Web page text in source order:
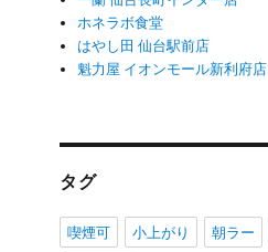
ホネラボ食堂
はやし田 仙台駅前店
魁力屋 イオンモール新利府店
タグ
喫煙可 小上がり 朝ラー